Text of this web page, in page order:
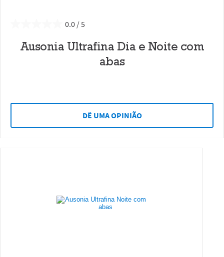
0.0
Ausonia Ultrafina Dia e Noite com
abas
DÊ UMA OPINIÃO